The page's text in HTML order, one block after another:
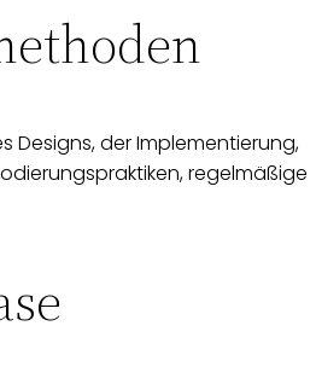
Designs, der Implementierung,
regelmäßige